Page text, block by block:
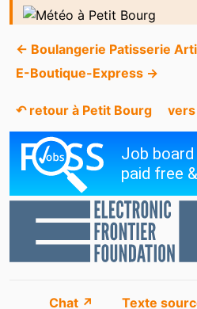
← Boulangerie Patisserie
E-Boutique-Express →
↶ retour à Petit Bourg
Chat ↗ Texte